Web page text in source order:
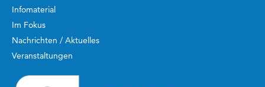
Infomaterial
Im Fokus
Nachrichten / Aktuelles
Veranstaltungen